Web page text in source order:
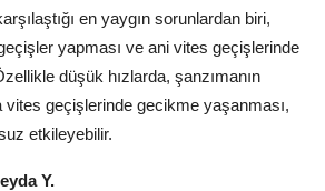
en yaygın sorunlardan biri,
geçişler yapması ve ani vites geçişlerinde
düşük hızlarda, şanzımanın
vites geçişlerinde gecikme yaşanması,
etkileyebilir.
Y.